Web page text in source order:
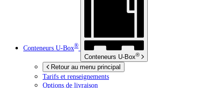
Conteneurs U-Box®
Conteneurs U-Box®
Retour au menu principal
Tarifs et renseignements
Options de livraison